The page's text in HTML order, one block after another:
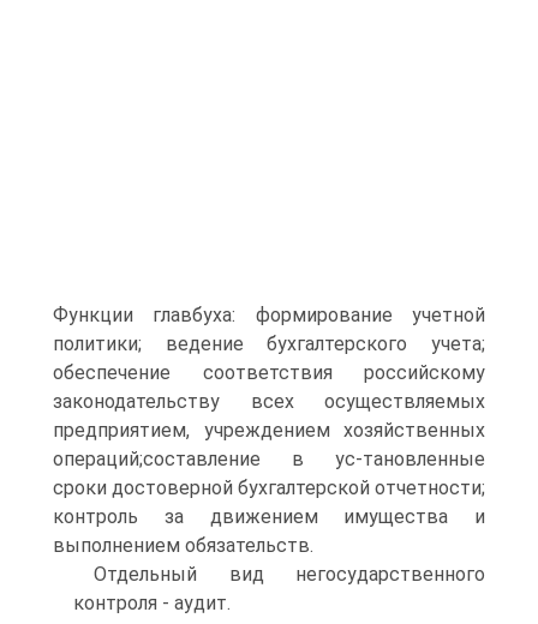
Функции главбуха: формирование учетной
политики; ведение бухгалтерского учета;
обеспечение соответствия российскому
законодательству всех осуществляемых
предприятием, учреждением хозяйственных
операций;составление в ус-тановленные
сроки достоверной бухгалтерской отчетности;
контроль за движением имущества и
выполнением обязательств.
Отдельный вид негосударственного
контроля - аудит.